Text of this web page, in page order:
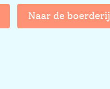
Naar de boerderij